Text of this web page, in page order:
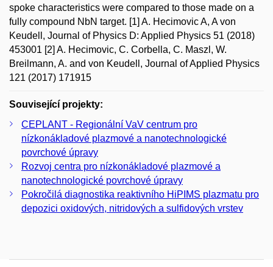
spoke characteristics were compared to those made on a
fully compound NbN target. [1] A. Hecimovic A, A von
Keudell, Journal of Physics D: Applied Physics 51 (2018)
453001 [2] A. Hecimovic, C. Corbella, C. Maszl, W.
Breilmann, A. and von Keudell, Journal of Applied Physics
121 (2017) 171915
Související projekty:
CEPLANT - Regionální VaV centrum pro
nízkonákladové plazmové a nanotechnologické
povrchové úpravy
Rozvoj centra pro nízkonákladové plazmové a
nanotechnologické povrchové úpravy
Pokročilá diagnostika reaktivního HiPIMS plazmatu pro
depozici oxidových, nitridových a sulfidových vrstev